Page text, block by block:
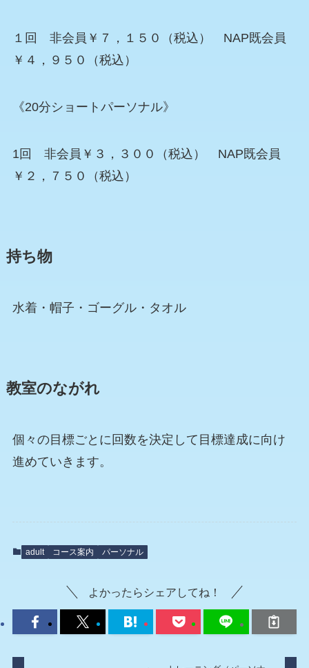
１回 非会員￥７，１５０（税込） NAP既会員
￥４，９５０（税込）
《20分ショートパーソナル》
1回 非会員￥３，３００（税込） NAP既会員
￥２，７５０（税込）
持ち物
水着・帽子・ゴーグル・タオル
教室のながれ
個々の目標ごとに回数を決定して目標達成に向け
進めていきます。
adult コース案内 パーソナル
よかったらシェアしてね！